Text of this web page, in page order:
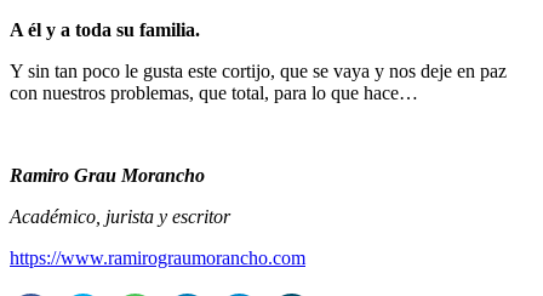
A él y a toda su familia.
Y sin tan poco le gusta este cortijo, que se vaya y nos deje en paz
con nuestros problemas, que total, para lo que hace…
Ramiro Grau Morancho
Académico, jurista y escritor
https://www.ramirograumorancho.com